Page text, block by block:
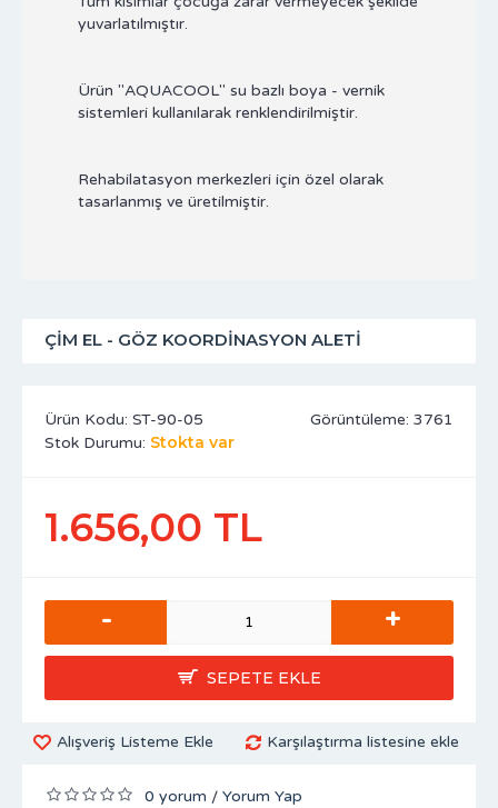
yuvarlatılmıştır.
Ürün "AQUACOOL" su bazlı boya - vernik
sistemleri kullanılarak renklendirilmiştir.
Rehabilatasyon merkezleri için özel olarak
tasarlanmış ve üretilmiştir.
ÇIM EL - GÖZ KOORDINASYON ALETI
Görüntüleme: 3761
Ürün Kodu: ST-90-05
Stok Durumu: Stokta var
1.656,00 TL
- +
SEPETE EKLE
Alışveriş Listeme Ekle Karşılaştırma listesine ekle
0 yorum / Yorum Yap